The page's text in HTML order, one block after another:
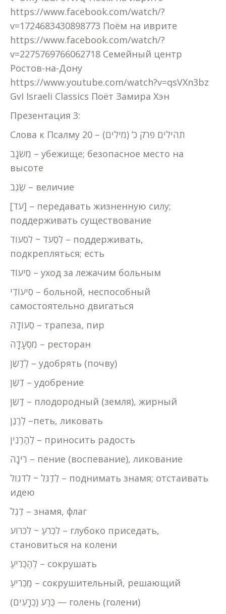
https://www.facebook.com/watch/?
v=1724683430898773 Поём на иврите
https://www.facebook.com/watch/?
v=2275769766062718 Семейный центр
Ростов-на-Дону
https://www.youtube.com/watch?v=qsVXn3bz
GvI Israeli Classics Поёт Замира Хэн
Презентация 3:
Слова к Псалму 20 – תהילים פרק כ’ (מילים)
מִשׂגָב – убежище; безопасное место на
высоте
שֶׂגֶב – величие
[עד] – передавать жизненную силу;
поддерживать существование
לִסְעֹד ~ לסעוד – поддерживать,
подкрепляться; есть
סִיעוֹד – уход за лежачим больным
סִיעוֹדִי – больной, неспособный
самостоятельно двигаться
סְעוֹדָה – трапеза, пир
מִסְעָדָה – ресторан
לְדַשֵן – удобрять (почву)
דֶשֶן – удобрение
דַשֵן – плодородный (земля), жирный
לְרַנֵן –петь, ликовать
לְהַרְנִין – приносить радость
רִינָה – пение (воспевание), ликование
לִדְגֹּל ~ לדגול – поднимать знамя; отстаивать
идею
דֶגֶל – знамя, флаг
לִכְרֹעַ ~ לכרוע – глубоко приседать,
становиться на колени
לְהַכְרִיעַ – сокрушать
מַכְרִיעַ – сокрушительный, решающий
כֶּרַע (כְרָעִים) — голень (голени)